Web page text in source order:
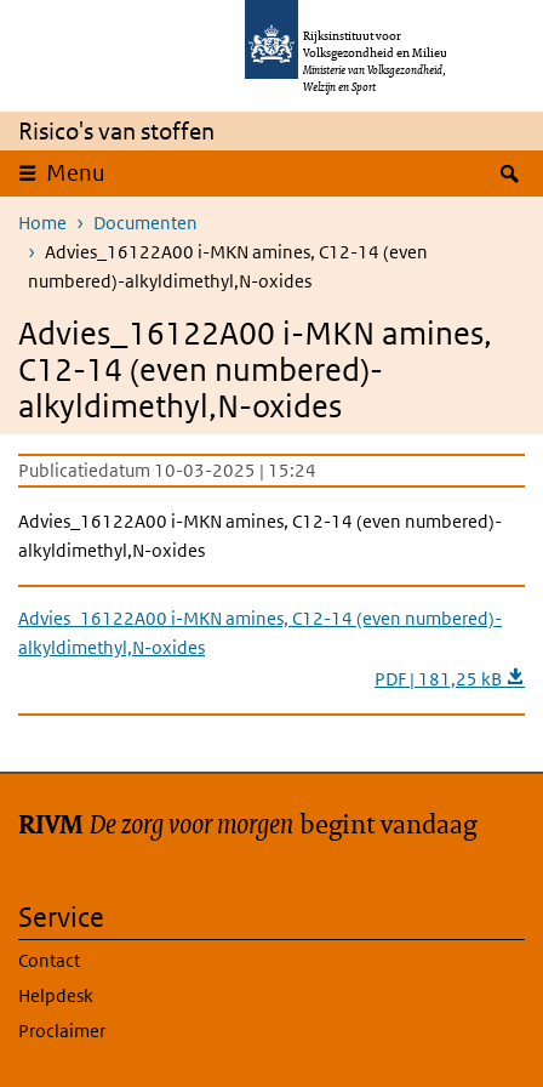
Overslaan en naar de inhoud gaan
Rijksinstituut voor
Volksgezondheid en Milieu
Ministerie van Volksgezondheid,
Welzijn en Sport
Risico's van stoffen
Menu
Home
Documenten
Advies_16122A00 i-MKN amines, C12-14 (even
numbered)-alkyldimethyl,N-oxides
Advies_16122A00 i-MKN amines,
C12-14 (even numbered)-
alkyldimethyl,N-oxides
Publicatiedatum 10-03-2025 | 15:24
Advies_16122A00 i-MKN amines, C12-14 (even numbered)-
alkyldimethyl,N-oxides
Advies_16122A00 i-MKN amines, C12-14 (even numbered)-
alkyldimethyl,N-oxides
PDF | 181,25 kB
RIVMDe zorg voor morgen begint vandaag
Service
Contact
Helpdesk
Proclaimer